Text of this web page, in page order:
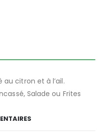
citron et à l’ail.
Salade ou Frites